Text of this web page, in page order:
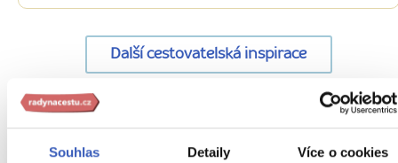
Souhlas Detaily Více o cookies
Další cestovatelská inspirace
URL
stránky: